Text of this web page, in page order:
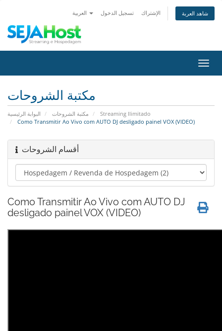
تسجيل الدخول الإشتراك شاهد العربة
تبديل
التنقل
مكتبة الشروحات
البوابة الرئيسية مكتبة الشروحات
Streaming Ilimitado
Como Transmitir Ao Vivo com AUTO DJ desligado painel VOX (VIDEO)
أقسام الشروحات
Como Transmitir Ao Vivo com AUTO DJ
desligado painel VOX (VIDEO)